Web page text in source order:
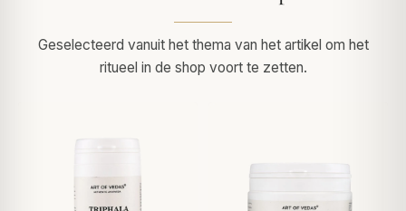
Geselecteerd vanuit het thema van het artikel om het
ritueel in de shop voort te zetten.